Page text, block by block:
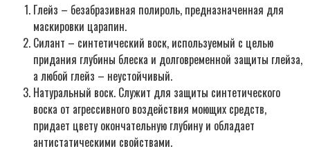
Глейз – безабразивная полироль, предназначенная для
маскировки царапин.
Силант – синтетический воск, используемый с целью
придания глубины блеска и долговременной защиты глейза,
а любой глейз – неустойчивый.
Натуральный воск. Служит для защиты синтетического
воска от агрессивного воздействия моющих средств,
придает цвету окончательную глубину и обладает
антистатическими свойствами.